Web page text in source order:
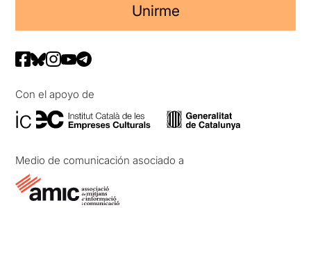
Unirme
Con el apoyo de
Medio de comunicación asociado a